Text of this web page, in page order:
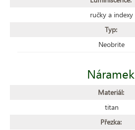
ručky a indexy
Typ:
Neobrite
Náramek
Materiál:
titan
Přezka: